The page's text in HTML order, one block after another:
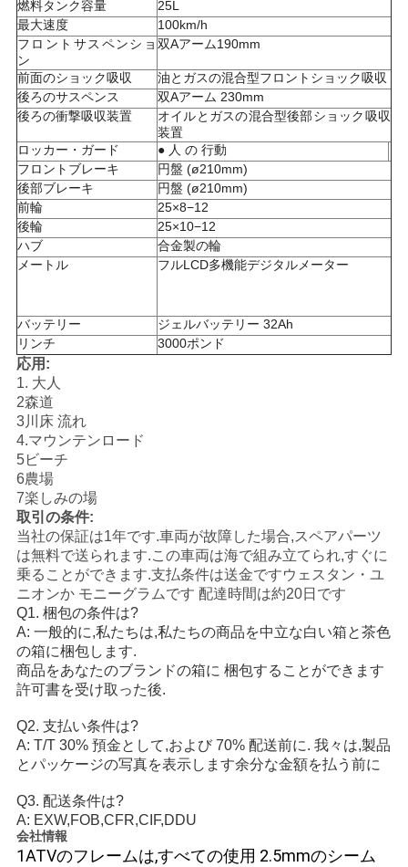
地
図
プ
ラ
イ
バ
ー
ポ
リ
シ
ー
燃料タンク容量
25L
最大速度
100km/h
フロントサスペンショ
ン
双Aアーム190mm
前面のショック吸収
油とガスの混合型フロントショック吸収
後ろのサスペンス
双Aアーム 230mm
後ろの衝撃吸収装置
オイルとガスの混合型後部ショック吸収
装置
ロッカー・ガード
● 人 の 行動
フロントブレーキ
円盤 (ø210mm)
後部ブレーキ
円盤 (ø210mm)
前輪
25×8−12
後輪
25×10−12
ハブ
合金製の輪
メートル
フルLCD多機能デジタルメーター
バッテリー
ジェルバッテリー 32Ah
リンチ
3000ポンド
応用:
1. 大人
2森道
3川床 流れ
4.マウンテンロード
5ビーチ
6農場
7楽しみの場
取引の条件:
当社の保証は1年です.車両が故障した場合,スペアパーツ
は無料で送られます.この車両は海で組み立てられ,すぐに
乗ることができます.支払条件は送金ですウェスタン・ユ
ニオンか モニーグラムです 配達時間は約20日です
Q1. 梱包の条件は?
A: 一般的に,私たちは,私たちの商品を中立な白い箱と茶色
の箱に梱包します.
商品をあなたのブランドの箱に 梱包することができます
許可書を受け取った後.
Q2. 支払い条件は?
A: T/T 30% 預金として,および 70% 配送前に. 我々は,製品
とパッケージの写真を表示します余分な金額を払う前に
Q3. 配送条件は?
A: EXW,FOB,CFR,CIF,DDU
会社情報
1ATVのフレームは,すべての使用 2.5mmのシーム